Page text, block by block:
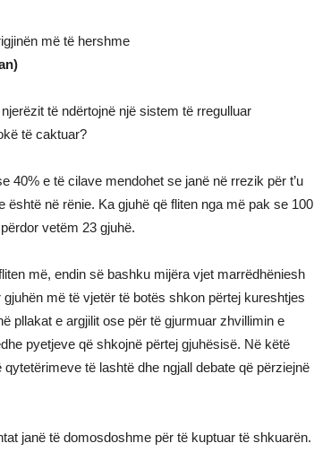
më të hershme
të ndërtojnë një sistem të rregulluar
të caktuar?
40% e të cilave mendohet se janë në rrezik për t’u
në rënie. Ka gjuhë që fliten nga më pak se 100
vetëm 23 gjuhë.
më, endin së bashku mijëra vjet marrëdhëniesh
më të vjetër të botës shkon përtej kureshtjes
pllakat e argjilit ose për të gjurmuar zhvillimin e
pyetjeve që shkojnë përtej gjuhësisë. Në këtë
të lashtë dhe ngjall debate që përziejnë
janë të domosdoshme për të kuptuar të shkuarën.